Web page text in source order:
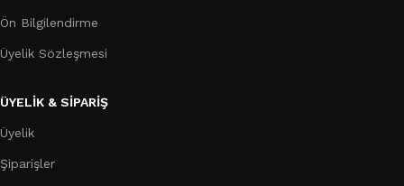
Ön Bilgilendirme
Üyelik Sözleşmesi
ÜYELİK & SİPARİŞ
Üyelik
Şiparişler